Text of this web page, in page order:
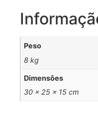
Peso
8 kg
Dimensões
30 × 25 × 15 cm